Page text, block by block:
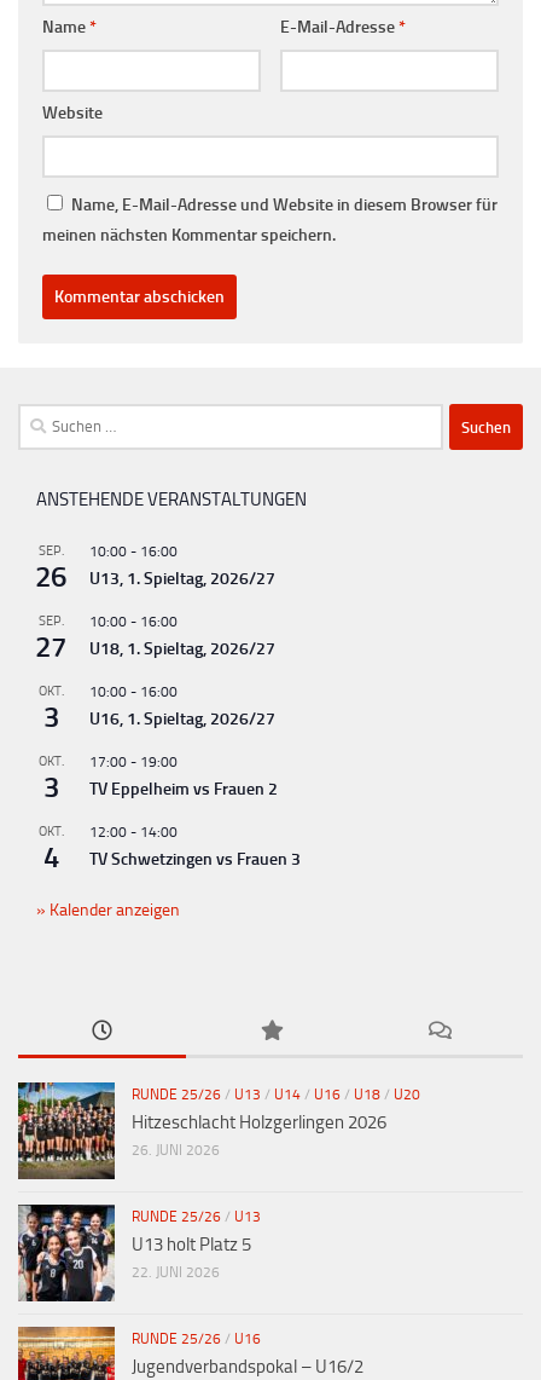
Name* E-Mail-Adresse*
Website
Name, E-Mail-Adresse und Website in diesem Browser für
meinen nächsten Kommentar speichern.
Suchen
nach:
ANSTEHENDE VERANSTALTUNGEN
SEP.
26
10:00 - 16:00
U13, 1. Spieltag, 2026/27
SEP.
27
10:00 - 16:00
U18, 1. Spieltag, 2026/27
OKT.
3
10:00 - 16:00
U16, 1. Spieltag, 2026/27
OKT.
3
17:00 - 19:00
TV Eppelheim vs Frauen 2
OKT.
4
12:00 - 14:00
TV Schwetzingen vs Frauen 3
Kalender anzeigen
RUNDE 25/26 / U13 / U14 / U16 / U18 / U20
Hitzeschlacht Holzgerlingen 2026
26. JUNI 2026
RUNDE 25/26 / U13
U13 holt Platz 5
22. JUNI 2026
RUNDE 25/26 / U16
Jugendverbandspokal – U16/2